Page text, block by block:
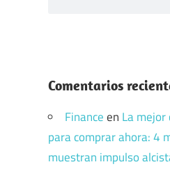
Comentarios
Financeen La
para comprar ahora: 4
muestran impulso